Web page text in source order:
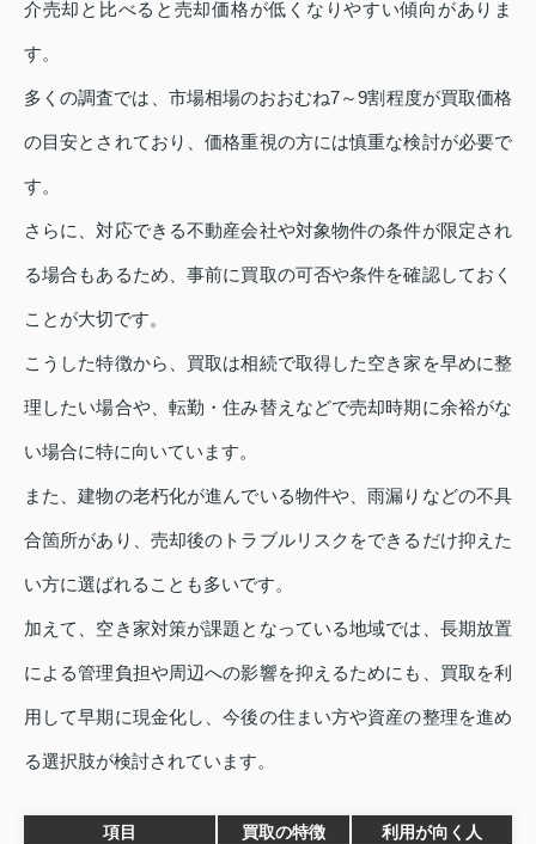
介売却と比べると売却価格が低くなりやすい傾向がありま
す。
多くの調査では、市場相場のおおむね7～9割程度が買取価格
の目安とされており、価格重視の方には慎重な検討が必要で
す。
さらに、対応できる不動産会社や対象物件の条件が限定され
る場合もあるため、事前に買取の可否や条件を確認しておく
ことが大切です。
こうした特徴から、買取は相続で取得した空き家を早めに整
理したい場合や、転勤・住み替えなどで売却時期に余裕がな
い場合に特に向いています。
また、建物の老朽化が進んでいる物件や、雨漏りなどの不具
合箇所があり、売却後のトラブルリスクをできるだけ抑えた
い方に選ばれることも多いです。
加えて、空き家対策が課題となっている地域では、長期放置
による管理負担や周辺への影響を抑えるためにも、買取を利
用して早期に現金化し、今後の住まい方や資産の整理を進め
る選択肢が検討されています。
項目 買取の特徴 利用が向く人